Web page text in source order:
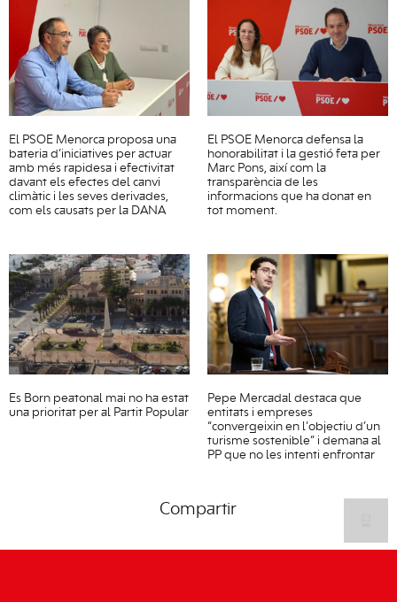
El PSOE Menorca proposa una
bateria d’iniciatives per actuar
amb més rapidesa i efectivitat
davant els efectes del canvi
climàtic i les seves derivades,
com els causats per la DANA
El PSOE Menorca defensa la
honorabilitat i la gestió feta per
Marc Pons, així com la
transparència de les
informacions que ha donat en
tot moment.
Es Born peatonal mai no ha estat
una prioritat per al Partit Popular
Pepe Mercadal destaca que
entitats i empreses
“convergeixin en l’objectiu d’un
turisme sostenible” i demana al
PP que no les intenti enfrontar
Compartir